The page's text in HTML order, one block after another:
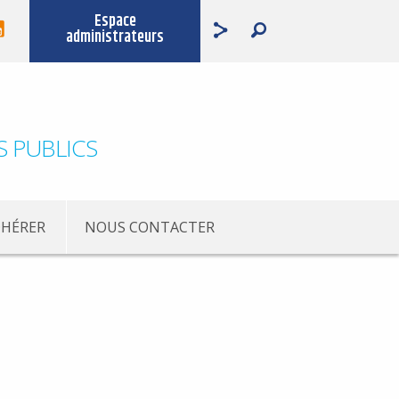
Espace
administrateurs
PUBLICS
NOUS CONTACTER